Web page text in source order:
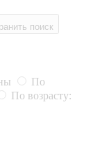
поиск
По
По возрасту: